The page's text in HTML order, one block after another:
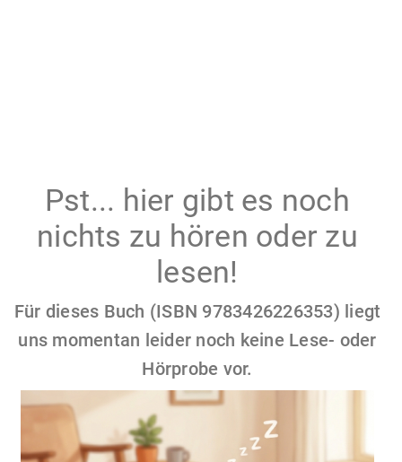
Pst... hier gibt es noch
nichts zu hören oder zu
lesen!
Für dieses Buch (ISBN 9783426226353) liegt
uns momentan leider noch keine Lese- oder
Hörprobe vor.